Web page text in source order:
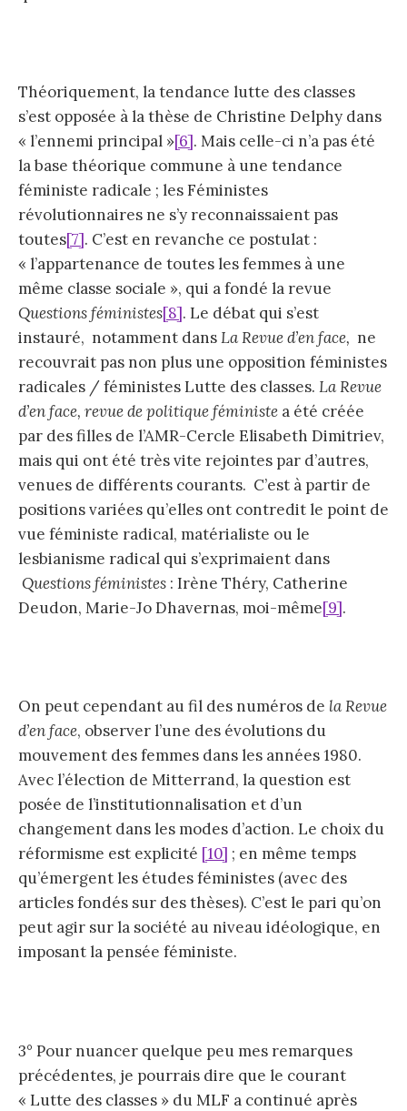
Théoriquement, la tendance lutte des classes
s’est opposée à la thèse de Christine Delphy dans
« l’ennemi principal »[6]. Mais celle-ci n’a pas été
la base théorique commune à une tendance
féministe radicale ; les Féministes
révolutionnaires ne s’y reconnaissaient pas
toutes[7]. C’est en revanche ce postulat :
« l’appartenance de toutes les femmes à une
même classe sociale », qui a fondé la revue
Questions féministes[8]. Le débat qui s’est
instauré, notamment dansLa Revue d’en face, ne
recouvrait pas non plus une opposition féministes
radicales / féministes Lutte des classes. La Revue
d’en face, revue de politique féministe a été créée
par des filles de l’AMR-Cercle Elisabeth Dimitriev,
mais qui ont été très vite rejointes par d’autres,
venues de différents courants. C’est à partir de
positions variées qu’elles ont contredit le point de
vue féministe radical, matérialiste ou le
lesbianisme radical qui s’exprimaient dans
Questions féministes : Irène Théry, Catherine
Deudon, Marie-Jo Dhavernas, moi-même[9].
On peut cependant au fil des numéros de la Revue
d’en face, observer l’une des évolutions du
mouvement des femmes dans les années 1980.
Avec l’élection de Mitterrand, la question est
posée de l’institutionnalisation et d’un
changement dans les modes d’action. Le choix du
réformisme est explicité [10] ; en même temps
qu’émergent les études féministes (avec des
articles fondés sur des thèses). C’est le pari qu’on
peut agir sur la société au niveau idéologique, en
imposant la pensée féministe.
3° Pour nuancer quelque peu mes remarques
précédentes, je pourrais dire que le courant
« Lutte des classes » du MLF a continué après